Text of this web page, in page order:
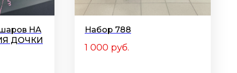
НА
ДОЧКИ
Набор 788
1 000 руб.